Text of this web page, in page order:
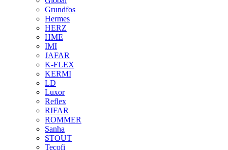
Grundfos
Hermes
HERZ
HME
IMI
JAFAR
K-FLEX
KERMI
LD
Luxor
Reflex
RIFAR
ROMMER
Sanha
STOUT
Tecofi